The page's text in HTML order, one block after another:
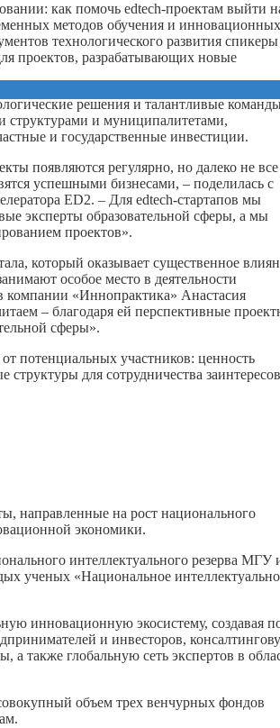
как помочь edtech-проектам выйти
методов обучения и инновационных
технологического развития спикеры
проектов, разрабатывающих новые
решения и талантливые
структурами и муниципалитетами,
и государственные инвестиции.
появляются регулярно, но далеко не все
успешными бизнесами, – поделилась с
ED2. – Для edtech-стартапов мы
эксперты образовательной сферы, а мы
проектов».
который оказывает существенное
особое место в деятельности
компании «Иннопрактика» Анастасия
– благодаря ей перспективные
сферы».
потенциальных участников: ценность
для сотрудничества
направленные на рост национального
экономики.
интеллектуального резерва МГУ
ученых «Национальное
инновационную экосистему, создавая
и инвесторов,
также глобальную сеть экспертов в
объем трех венчурных фондов